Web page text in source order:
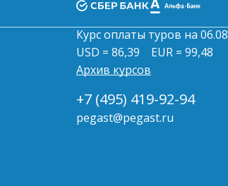
Курс оплаты туров на 06.08
USD = 86,39
EUR = 99,48
Архив курсов
+7 (495) 419-92-94
pegast@pegast.ru